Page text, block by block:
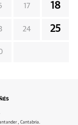
17 18
24 25
, Cantabria.